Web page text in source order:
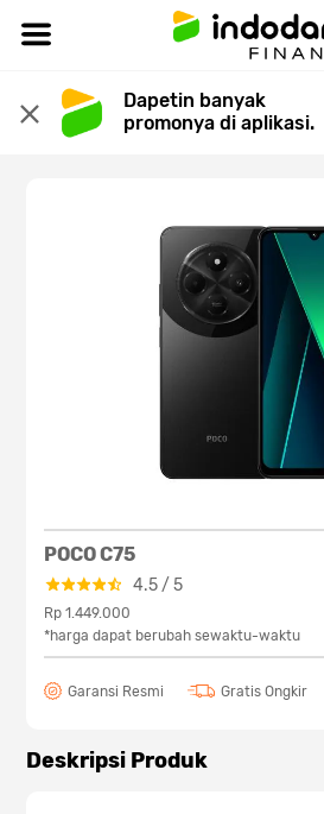
Dapetin banyak
promonya di aplikasi.
POCO C75
4.5/5
Rp 1.449.000
*harga dapat berubah sewaktu-waktu
Garansi Resmi Gratis Ongkir
Deskripsi Produk